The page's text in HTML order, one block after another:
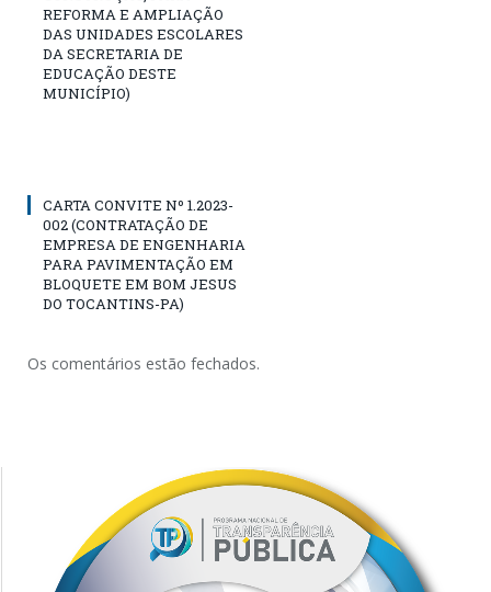
REFORMA E AMPLIAÇÃO
DAS UNIDADES ESCOLARES
DA SECRETARIA DE
EDUCAÇÃO DESTE
MUNICÍPIO)
CARTA CONVITE Nº 1.2023-
002 (CONTRATAÇÃO DE
EMPRESA DE ENGENHARIA
PARA PAVIMENTAÇÃO EM
BLOQUETE EM BOM JESUS
DO TOCANTINS-PA)
Os comentários estão fechados.